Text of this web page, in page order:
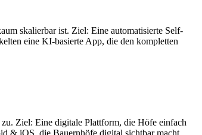
skalierbar ist. Ziel: Eine automatisierte Self-
eine KI-basierte App, die den kompletten
Ziel: Eine digitale Plattform, die Höfe einfach
& iOS, die Bauernhöfe digital sichtbar macht,